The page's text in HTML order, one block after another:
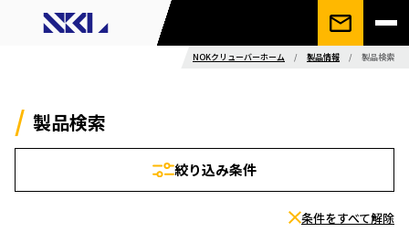
NOKクリューバーホーム / 製品情報 / 製品検索
製品検索
絞り込み条件
条件をすべて解除